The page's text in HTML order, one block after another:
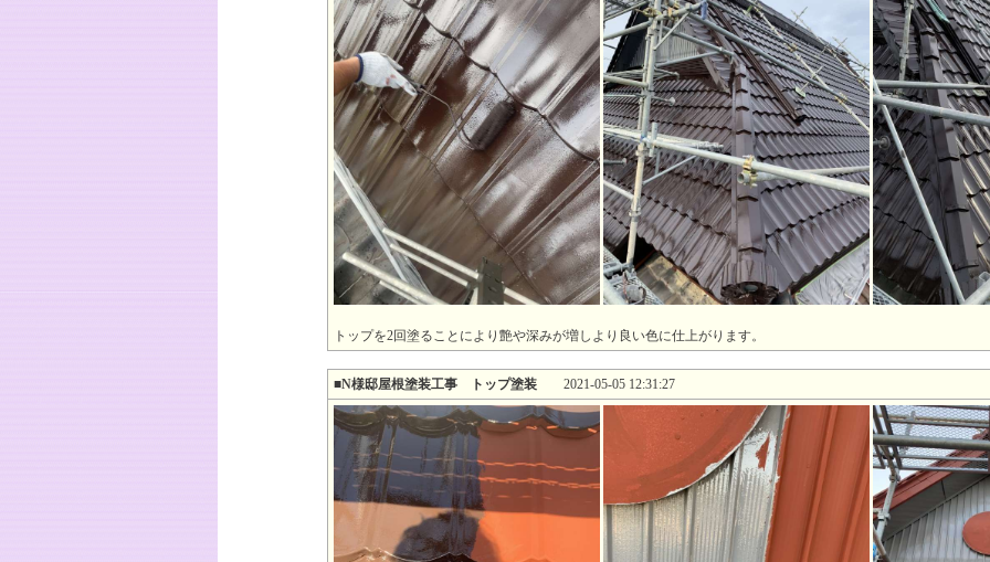
トップを2回塗ることにより艶や深みが増しより良い色に仕上がります。
■N様邸屋根塗装工事 トップ塗装 2021-05-05 12:31:27